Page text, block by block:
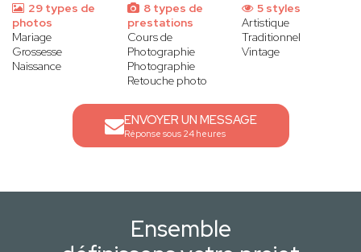
29 types de
photos
Mariage
Grossesse
Naissance
8 types de
prestations
Cours de
Photographie
Photographie
Retouche photo
5 styles
Artistique
Traditionnel
Vintage
ENVOYER UN MESSAGE
Réponse sous 24 heures
Ensemble